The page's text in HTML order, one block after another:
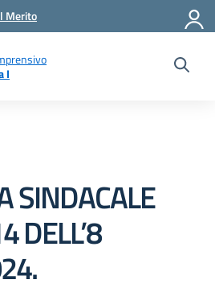
Merito
I
SINDACALE
DELL’8